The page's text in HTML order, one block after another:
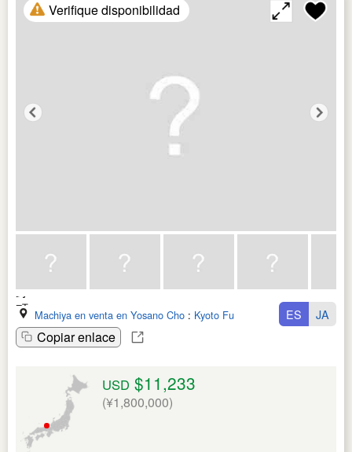
Verifique disponibilidad
Machiya en venta en Yosano Cho : Kyoto Fu
Copiar enlace
ES JA
USD $11,233
(¥1,800,000)